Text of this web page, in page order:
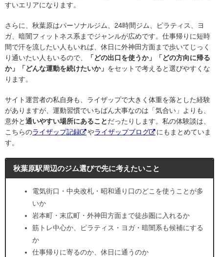
すいエリアになります。
さらに、秋葉原はパーソナルジム、24時間ジム、ピラティス、ヨ
ガ、暗闇フィットネス系までジャンルが広めです。仕事帰りに短時
間で汗を流したい人もいれば、休日に外神田方面まで歩いてじっく
り通いたい人もいるので、
「どの出口を使うか」「どの方向に帰る
か」「どんな運動を続けたいか」 をセットで考えると選びやすくな
ります。
サイト運営者の私自身も、ライザップで大きく体重を落とした経験
がありますが、運動習慣でいちばん大事なのは「気合い」よりも、
意外と通いやすい場所にあることだったりします。私の体験談は、
こちらのライザップ記録 やライザップブログ
にもまとめていま
す。
秋葉原駅周辺のジム選びで先に考えたいこと
電気街口・中央改札・昭和通り口のどこを使うことが多
いか
岩本町・末広町・外神田方面まで徒歩圏に入れるか
筋トレ中心か、ピラティス・ヨガ・暗闇系も候補にする
か
仕事帰りに寄るのか、休日に通うのか